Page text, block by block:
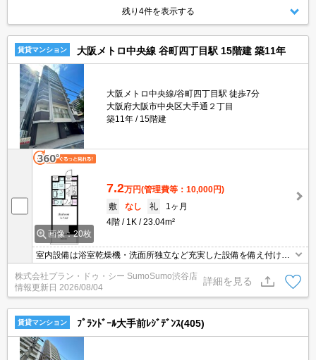
残り4件を表示する
賃貸マンション 大阪メトロ中央線 谷町四丁目駅 15階建 築11年
大阪メトロ中央線/谷町四丁目駅 徒歩7分
大阪府大阪市中央区大手通２丁目
築11年
15階建
画像：20枚
7.2万円(管理費等：10,000円)
敷
なし 礼
1ヶ月
4階
1K 23.04m²
室内設備は浴室乾燥機・洗面所独立など充実した設備を備え付けて
います。セキュリティ面は、オートロック・TVインターホンなどを
備え付けているので安心して暮らせます。共用部には宅配ボック
ス・ゴミ出し24時間OKなどが揃っており、とても充実していま
す。住みやすい環境が嬉しい賃貸物件です。
株式会社プラン・ドゥ・シー SumoSumo渋谷店
情報更新日 2026/08/04
詳細を見る
賃貸マンション ﾌﾟﾗﾝﾄﾞｰﾙ大手前ﾚｼﾞﾃﾞﾝｽ(405)